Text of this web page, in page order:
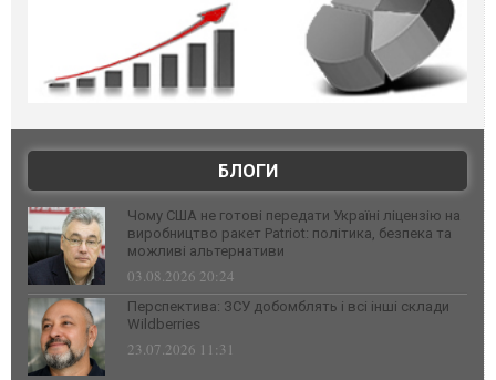
БЛОГИ
Чому США не готові передати Україні ліцензію на
виробництво ракет Patriot: політика, безпека та
можливі альтернативи
03.08.2026 20:24
Перспектива: ЗСУ добомблять і всі інші склади
Wildberries
23.07.2026 11:31